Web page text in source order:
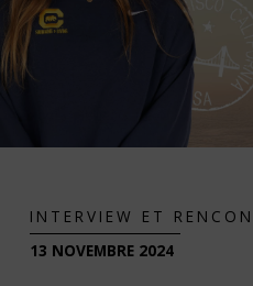
INTERVIEW ET
13 NOVEMBRE 2024